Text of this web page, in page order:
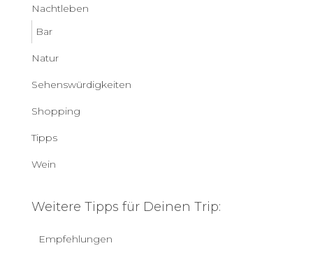
Nachtleben
Bar
Natur
Sehenswürdigkeiten
Shopping
Tipps
Wein
Weitere Tipps für Deinen Trip:
Empfehlungen